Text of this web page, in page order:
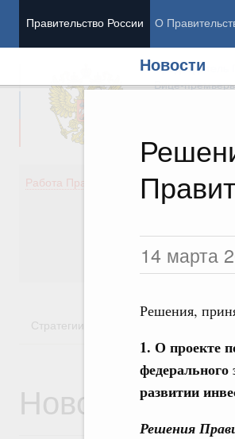
Правительство России О
Новости
14 марта
Решения,
1. О проекте
развитии
Решения
Председатель
Вице-
Работа Правительства
Стратегии
Новости